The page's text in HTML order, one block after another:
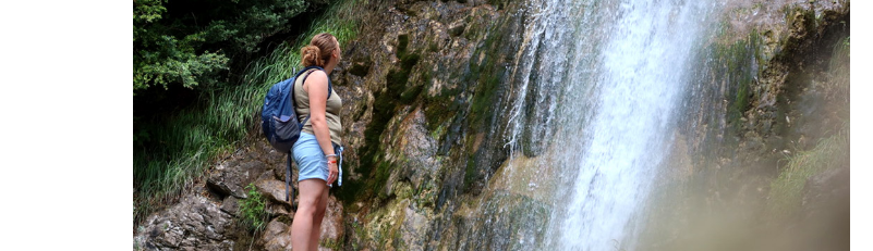
09. Kamperen in Frankrijk? je bent er écht even uit!
Dit is wat Frankrijk een mooi land maakt om te kamperen